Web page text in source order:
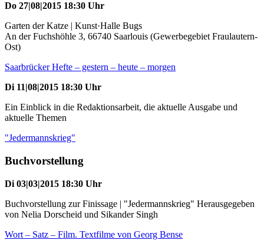
Do 27|08|2015 18:30 Uhr
Garten der Katze | Kunst·Halle Bugs
An der Fuchshöhle 3, 66740 Saarlouis (Gewerbegebiet Fraulautern-
Ost)
Saarbrücker Hefte – gestern – heute – morgen
Di 11|08|2015 18:30 Uhr
Ein Einblick in die Redaktionsarbeit, die aktuelle Ausgabe und
aktuelle Themen
"Jedermannskrieg"
Buchvorstellung
Di 03|03|2015 18:30 Uhr
Buchvorstellung zur Finissage | "Jedermannskrieg" Herausgegeben
von Nelia Dorscheid und Sikander Singh
Wort – Satz – Film. Textfilme von Georg Bense